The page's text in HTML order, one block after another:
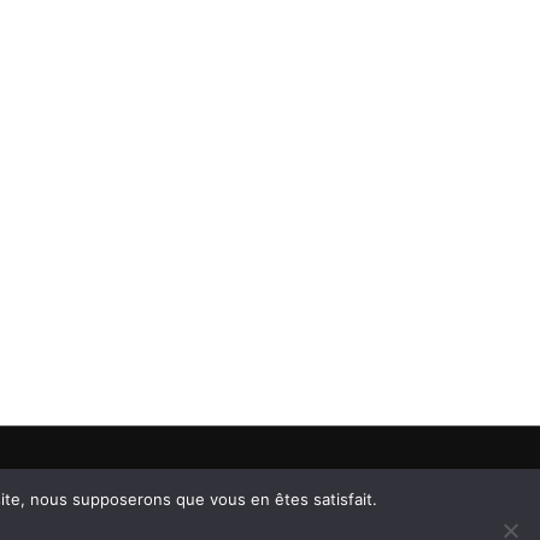
nous supposerons que vous en êtes satisfait.